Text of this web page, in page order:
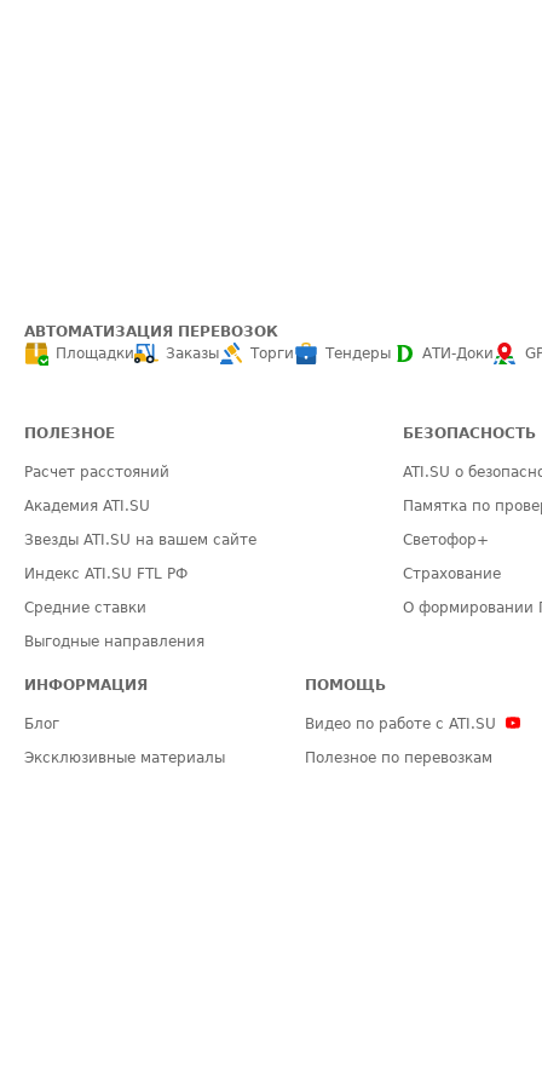
АВТОМАТИЗАЦИЯ ПЕРЕВОЗОК
Площадки
Заказы Торги Тендеры АТИ-Доки
ПОЛЕЗНОЕ
Расчет расстояний
Академия ATI.SU
Звезды ATI.SU на вашем сайте
Индекс ATI.SU FTL РФ
Средние ставки
Выгодные направления
БЕЗОПАСНОСТЬ
ATI.SU о
Памятка по
Светофор+
Страхование
О формировании
ИНФОРМАЦИЯ
Блог
Эксклюзивные материалы
ПОМОЩЬ
Видео по работе с ATI.SU
Полезное по перевозкам